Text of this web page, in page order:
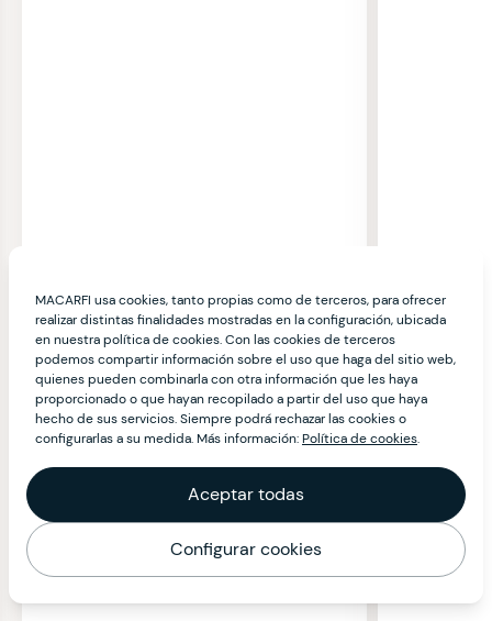
MACARFI usa cookies, tanto propias como de terceros, para ofrecer
realizar distintas finalidades mostradas en la configuración, ubicada
en nuestra política de cookies. Con las cookies de terceros
podemos compartir información sobre el uso que haga del sitio web,
quienes pueden combinarla con otra información que les haya
proporcionado o que hayan recopilado a partir del uso que haya
hecho de sus servicios. Siempre podrá rechazar las cookies o
configurarlas a su medida. Más información:Política de cookies.
Aceptar todas
Configurar cookies